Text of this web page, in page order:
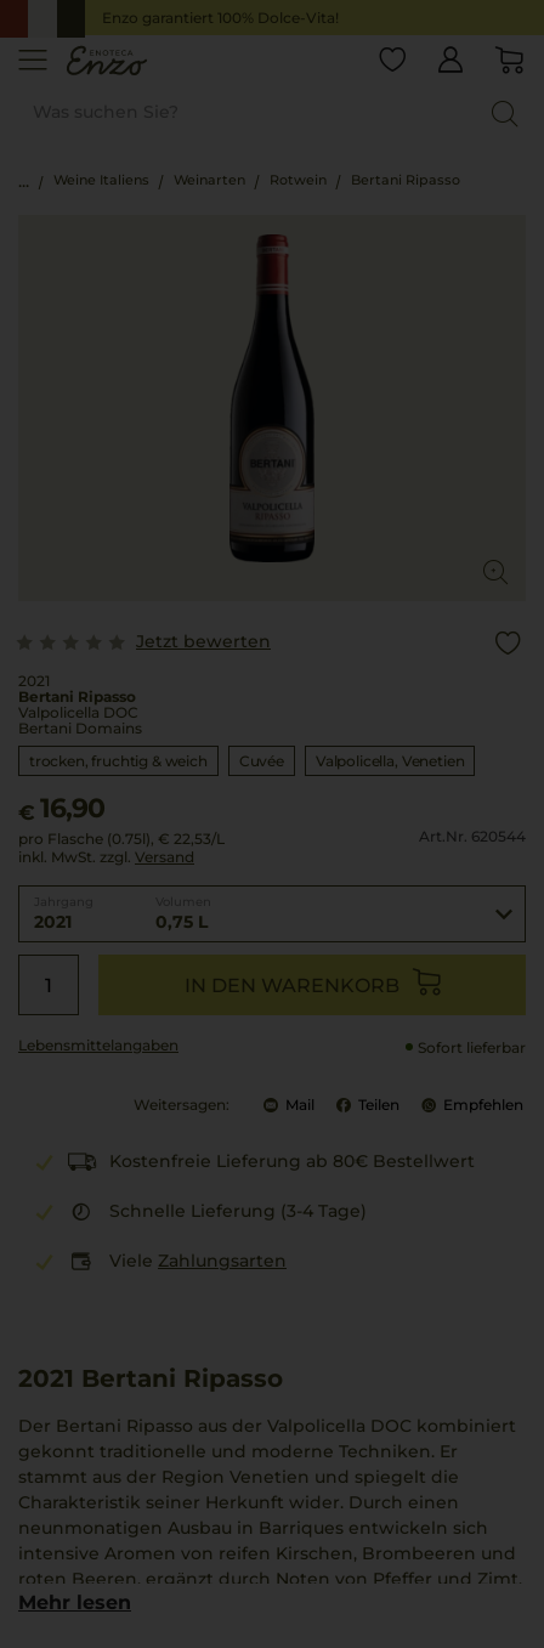
Enzo garantiert 100% Dolce-Vita!
Weine Italiens Weinarten Rotwein Bertani Ripasso
Jetzt bewerten
2021
Bertani Ripasso
Valpolicella DOC
Bertani Domains
trocken, fruchtig & weich
Cuvée Valpolicella Venetien
€ 16,90
pro Flasche (0.75l), € 22,53/L
inkl. MwSt. zzgl. Versand
Art.Nr. 620544
2021 0,75 L
IN DEN WARENKORB
Lebensmittel­angaben Sofort lieferbar
Weitersagen: Mail Teilen Empfehlen
Kostenfreie Lieferung ab 80€ Bestellwert
Schnelle Lieferung (3-4 Tage)
Viele Zahlungsarten
2021 Bertani Ripasso
Der Bertani Ripasso aus der Valpolicella DOC kombiniert
gekonnt traditionelle und moderne Techniken. Er
stammt aus der Region Venetien und spiegelt die
Charakteristik seiner Herkunft wider. Durch einen
neunmonatigen Ausbau in Barriques entwickeln sich
intensive Aromen von reifen Kirschen, Brombeeren und
roten Beeren, ergänzt durch Noten von Pfeffer und Zimt,
die dem Wein eine würzige Komplexität verleihen. Der
Mehr lesen